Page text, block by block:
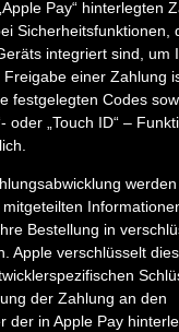
Pay“ hinterlegten
Sicherheitsfunktionen,
integriert sind, um
einer Zahlung
festgelegten Codes
oder „Touch ID“ –
Bestellung in
Apple verschlüsselt
der Zahlung an den
der in Apple Pay